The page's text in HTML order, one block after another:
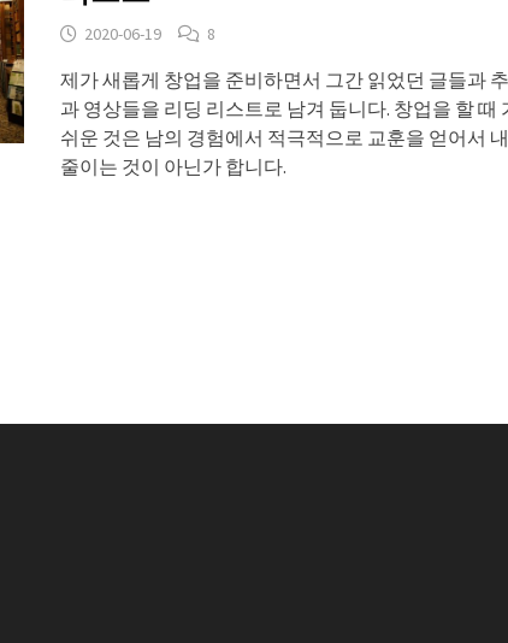
2020-06-19 8
제가 새롭게 창업을 준비하면서 그간 읽었던 글들과
과 영상들을 리딩 리스트로 남겨 둡니다. 창업을 할 때
쉬운 것은 남의 경험에서 적극적으로 교훈을 얻어서
줄이는 것이 아닌가 합니다.